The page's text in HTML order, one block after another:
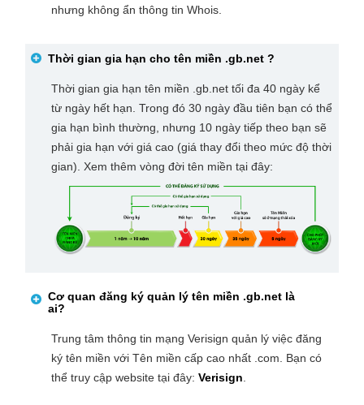
nhưng không ẩn thông tin Whois.
Thời gian gia hạn cho tên miền .gb.net?
Thời gian gia hạn tên miền .gb.net tối đa 40 ngày kể
từ ngày hết hạn. Trong đó 30 ngày đầu tiên bạn có thể
gia hạn bình thường, nhưng 10 ngày tiếp theo bạn sẽ
phải gia hạn với giá cao (giá thay đổi theo mức độ thời
gian). Xem thêm vòng đời tên miền tại đây:
Cơ quan đăng ký quản lý tên miền .gb.netlà
ai?
Trung tâm thông tin mạng Verisign quản lý việc đăng
ký tên miền với Tên miền cấp cao nhất .com. Bạn có
thể truy cập website tại đây:Verisign.